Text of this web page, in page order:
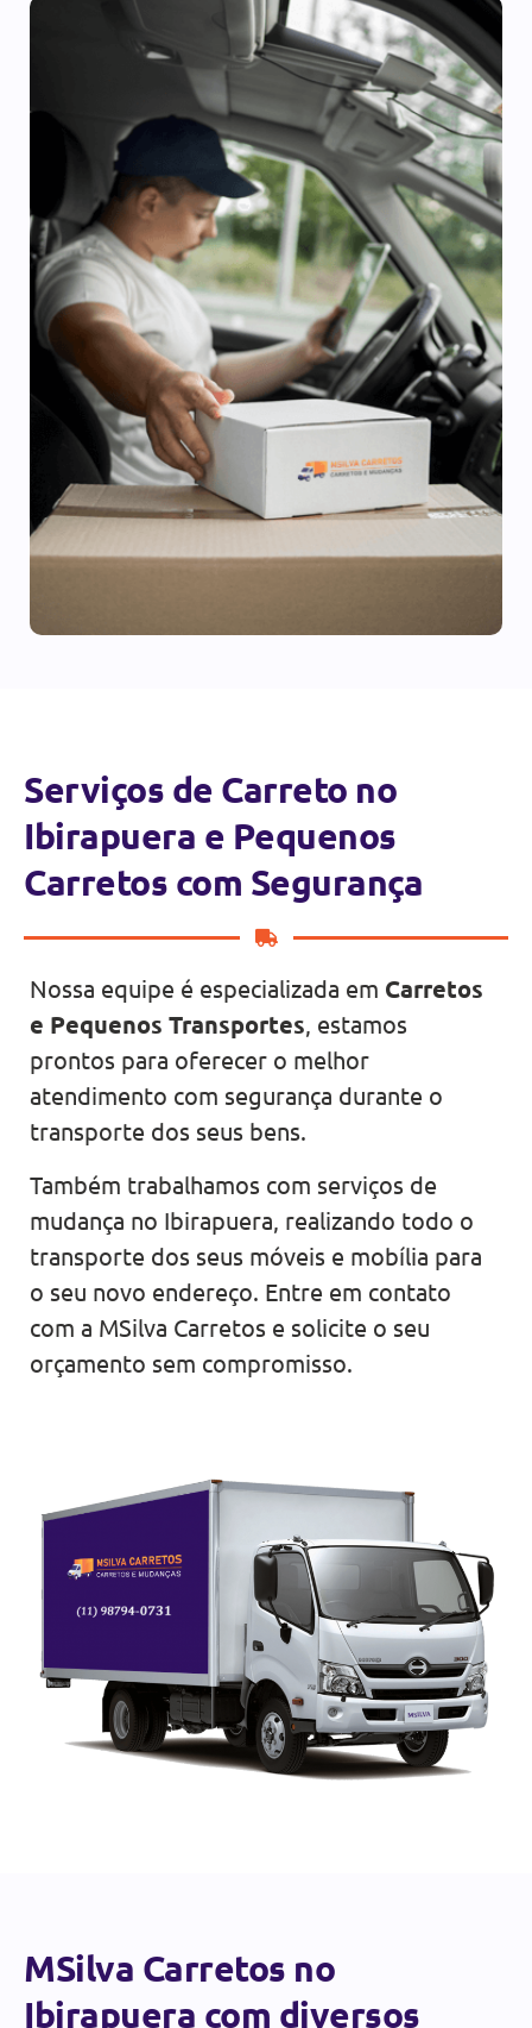
Serviços de Carreto no
Ibirapuera e Pequenos
Carretos com Segurança
Nossa equipe é especializada em Carretos
e Pequenos Transportes, estamos
prontos para oferecer o melhor
atendimento com segurança durante o
transporte dos seus bens.
Também trabalhamos com serviços de
mudança no Ibirapuera, realizando todo o
transporte dos seus móveis e mobília para
o seu novo endereço. Entre em contato
com a MSilva Carretos e solicite o seu
orçamento sem compromisso.
MSilva Carretos no
Ibirapuera com diversos